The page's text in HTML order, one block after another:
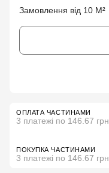
Замовлення від 10 М²
ОПЛАТА ЧАСТИНАМИ
3 платежі по 146.67 грн
ПОКУПКА ЧАСТИНАМИ
3 платежі по 146.67 грн